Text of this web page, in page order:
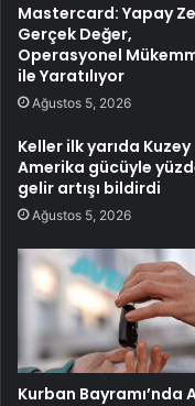
Mastercard: Yapay
Gerçek Değer,
Operasyonel
ile Yaratılıyor
Ağustos 5, 2026
Keller ilk yarıda Kuzey
Amerika gücüyle
gelir artışı bildirdi
Ağustos 5, 2026
Kurban Bayramı’nda